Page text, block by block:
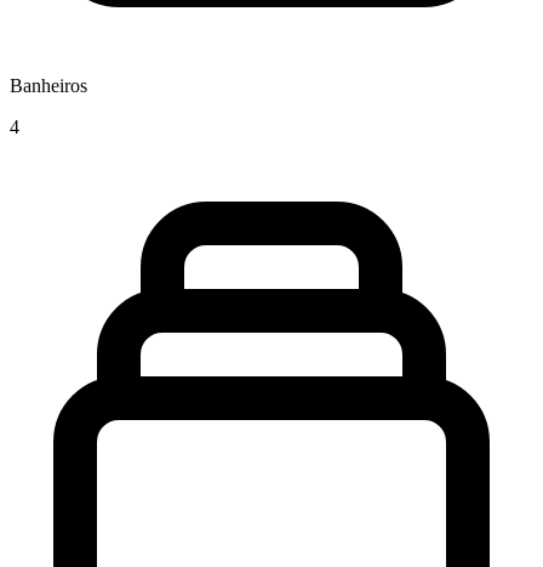
Banheiros
4